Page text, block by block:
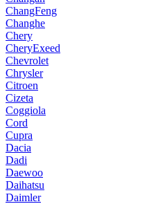
ChangFeng
Changhe
Chery
CheryExeed
Chevrolet
Chrysler
Citroen
Cizeta
Coggiola
Cord
Cupra
Dacia
Dadi
Daewoo
Daihatsu
Daimler